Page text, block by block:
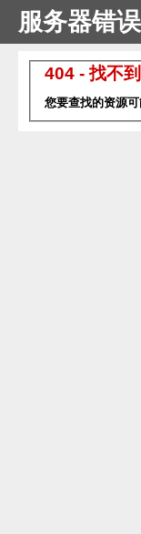
服务器错误
404 - 找不
您要查找的资源